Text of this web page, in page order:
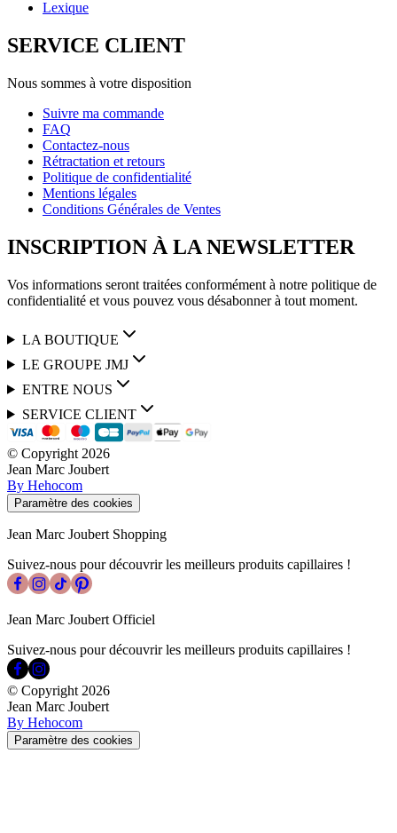
Lexique
SERVICE CLIENT
Nous sommes à votre disposition
Suivre ma commande
FAQ
Contactez-nous
Rétractation et retours
Politique de confidentialité
Mentions légales
Conditions Générales de Ventes
INSCRIPTION À LA NEWSLETTER
Vos informations seront traitées conformément à notre politique de
confidentialité et vous pouvez vous désabonner à tout moment.
LA BOUTIQUE
LE GROUPE JMJ
ENTRE NOUS
SERVICE CLIENT
© Copyright 2026
Jean Marc Joubert
By Hehocom
Paramètre des cookies
Jean Marc Joubert Shopping
Suivez-nous pour découvrir les meilleurs produits capillaires !
Jean Marc Joubert Officiel
Suivez-nous pour découvrir les meilleurs produits capillaires !
© Copyright 2026
Jean Marc Joubert
By Hehocom
Paramètre des cookies